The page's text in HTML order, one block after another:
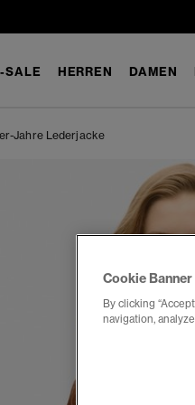
SALE HERREN DAMEN
Jahre Lederjacke
Cookie Banner
By clicking
navigation,